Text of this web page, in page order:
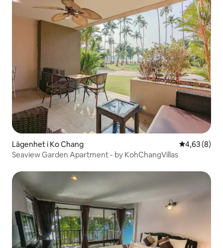
Lägenhet i Ko Chang 4,63 av 5 i
4,63 (8)
Seaview Garden Apartment - by KohChangVillas